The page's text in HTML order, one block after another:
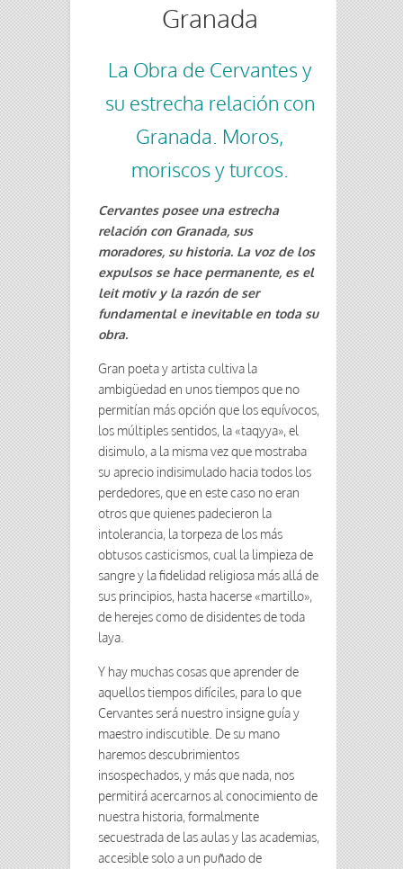
Granada
La Obra de Cervantes y
su estrecha relación con
Granada. Moros,
moriscos y turcos.
Cervantes posee una estrecha
relación con Granada, sus
moradores, su historia. La voz de los
expulsos se hace permanente, es el
leit motivy la razón de ser
fundamental e inevitable en toda su
obra.
Gran poeta y artista cultiva la
ambigüedad en unos tiempos que no
permitían más opción que los equívocos,
los múltiples sentidos, la «taqyya», el
disimulo, a la misma vez que mostraba
su aprecio indisimulado hacia todos los
perdedores, que en este caso no eran
otros que quienes padecieron la
intolerancia, la torpeza de los más
obtusos casticismos, cual la limpieza de
sangre y la fidelidad religiosa más allá de
sus principios, hasta hacerse «martillo»,
de herejes como de disidentes de toda
laya.
Y hay muchas cosas que aprender de
aquellos tiempos difíciles, para lo que
Cervantes será nuestro insigne guía y
maestro indiscutible. De su mano
haremos descubrimientos
insospechados, y más que nada, nos
permitirá acercarnos al conocimiento de
nuestra historia, formalmente
secuestrada de las aulas y las academias,
accesible solo a un puñado de